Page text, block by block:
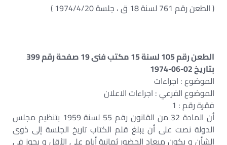
( الطعن رقم 761 لسنة 18 ق ، جلسة 1974/4/20 )
الطعن رقم 105 لسنة 15 مكتب فنى 19 صفحة رقم 399
بتاريخ 02-06-1974
الموضوع : اجراءات
الموضوع الفرعي : اجراءات الاعلان
فقرة رقم : 1
أن المادة 32 من القانون رقم 55 لسنة 1959 بتنظيم مجلس
الدولة نصت على أن يبلغ قلم الكتاب تاريخ الجلسة إلى ذوى
الشأن و يكون ميعاد الحضور ثمانية أيام على الأقل و يجوز فى